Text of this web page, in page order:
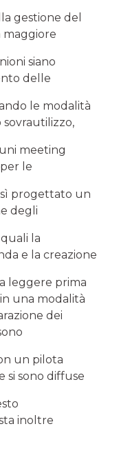
gestione del
maggiore
siano
delle
le modalità
meeting
le
progettato un
degli
la
e la creazione
leggere prima
una modalità
dei
un pilota
si sono diffuse
inoltre